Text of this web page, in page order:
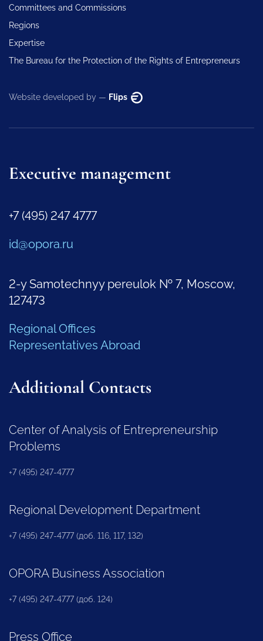
Committees and Commissions
Regions
Expertise
The Bureau for the Protection of the Rights of Entrepreneurs
Website developed by — Flips
Executive management
+7 (495) 247 4777
id@opora.ru
2-y Samotechnyy pereulok № 7, Moscow,
127473
Regional Offices
Representatives Abroad
Additional Contacts
Center of Analysis of Entrepreneurship
Problems
+7 (495) 247-4777
Regional Development Department
+7 (495) 247-4777 (доб. 116, 117, 132)
OPORA Business Association
+7 (495) 247-4777 (доб. 124)
Press Office